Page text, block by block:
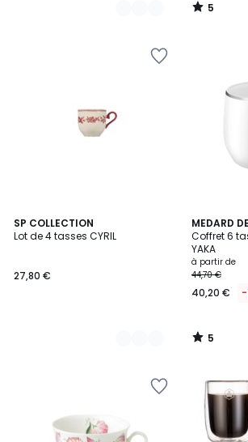
5
/
SP COLLECTION
Lot de 4 tasses CYRIL
27,80 €
2
Couleurs
MEDARD
Coffret 6
YAKA
à partir de
44,70 €
40,20 € -
5
/
5
3
Couleurs
5
/